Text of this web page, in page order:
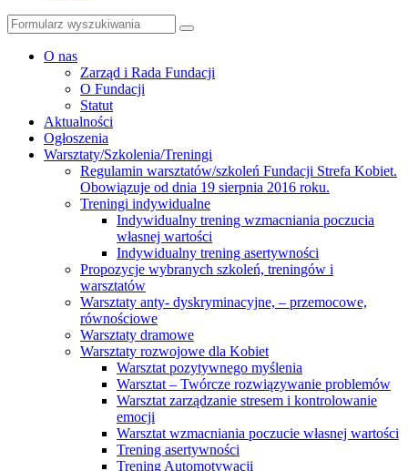
Szukaj
O nas
Zarząd i Rada Fundacji
O Fundacji
Statut
Aktualności
Ogłoszenia
Warsztaty/Szkolenia/Treningi
Regulamin warsztatów/szkoleń Fundacji Strefa Kobiet.
Obowiązuje od dnia 19 sierpnia 2016 roku.
Treningi indywidualne
Indywidualny trening wzmacniania poczucia
własnej wartości
Indywidualny trening asertywności
Propozycje wybranych szkoleń, treningów i
warsztatów
Warsztaty anty- dyskryminacyjne, – przemocowe,
równościowe
Warsztaty dramowe
Warsztaty rozwojowe dla Kobiet
Warsztat pozytywnego myślenia
Warsztat – Twórcze rozwiązywanie problemów
Warsztat zarządzanie stresem i kontrolowanie
emocji
Warsztat wzmacniania poczucie własnej wartości
Trening asertywności
Trening Automotywacji